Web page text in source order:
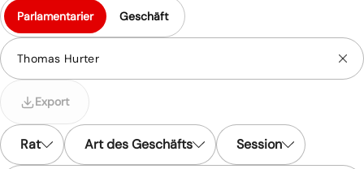
Parlamentarier Geschäft
Rat Art des Geschäfts Session
Export